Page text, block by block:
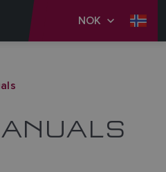
NOK